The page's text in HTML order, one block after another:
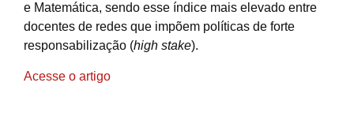
e Matemática, sendo esse índice mais elevado entre
docentes de redes que impõem políticas de forte
responsabilização (high stake).
Acesse o artigo